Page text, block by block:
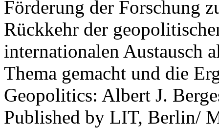
Förderung der Forschung
Rückkehr der
internationalen Austausch
Thema gemacht und die
Geopolitics: Albert J.
Published by LIT, Berlin/